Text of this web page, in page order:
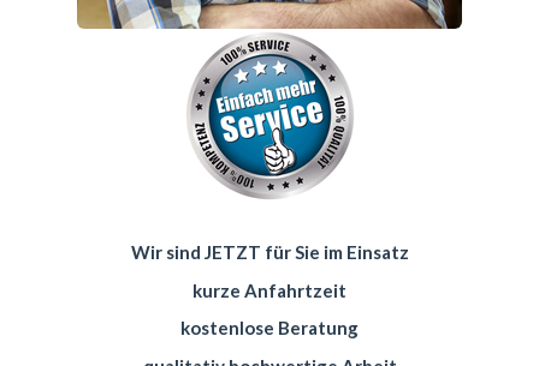
Wir sind JETZT für Sie im Einsatz
kurze Anfahrtzeit
kostenlose Beratung